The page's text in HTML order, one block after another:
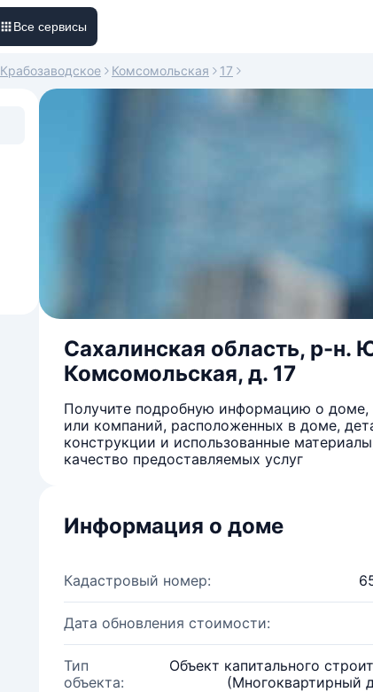
Все сервисы
Крабозаводское Комсомольская 17
Сахалинская область, р-н.
Комсомольская, д. 17
Получите подробную информацию о доме,
или компаний, расположенных в доме,
конструкции и использованные
качество предоставляемых услуг
Информация о доме
Кадастровый номер:
Дата обновления стоимости:
Тип
объекта:
Объект капитального
(Многоквартирный